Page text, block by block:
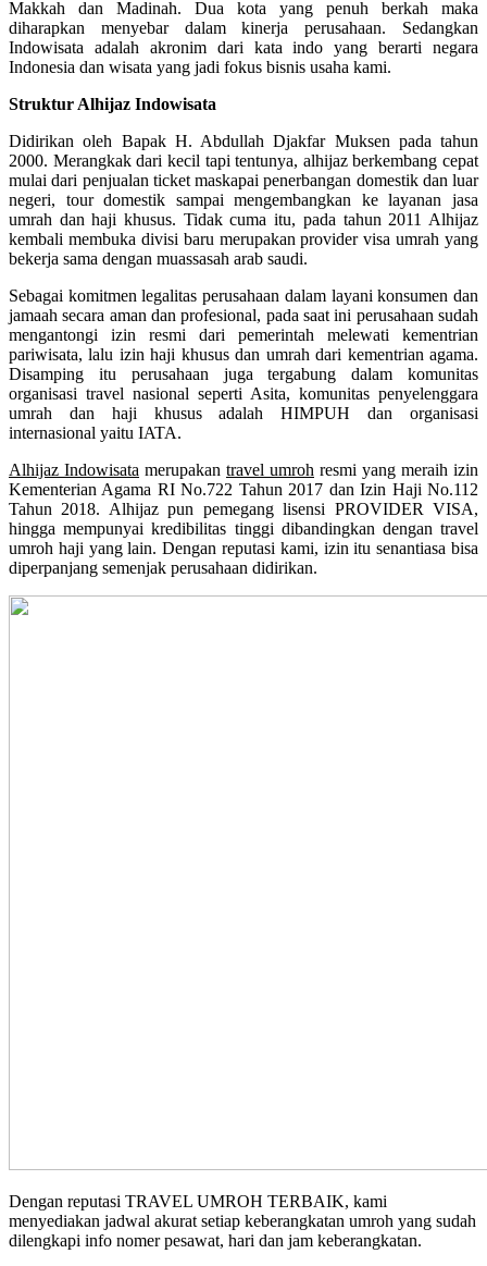
Makkah dan Madinah. Dua kota yang penuh berkah maka
diharapkan menyebar dalam kinerja perusahaan. Sedangkan
Indowisata adalah akronim dari kata indo yang berarti negara
Indonesia dan wisata yang jadi fokus bisnis usaha kami.
Struktur Alhijaz Indowisata
Didirikan oleh Bapak H. Abdullah Djakfar Muksen pada tahun
2000. Merangkak dari kecil tapi tentunya, alhijaz berkembang cepat
mulai dari penjualan ticket maskapai penerbangan domestik dan luar
negeri, tour domestik sampai mengembangkan ke layanan jasa
umrah dan haji khusus. Tidak cuma itu, pada tahun 2011 Alhijaz
kembali membuka divisi baru merupakan provider visa umrah yang
bekerja sama dengan muassasah arab saudi.
Sebagai komitmen legalitas perusahaan dalam layani konsumen dan
jamaah secara aman dan profesional, pada saat ini perusahaan sudah
mengantongi izin resmi dari pemerintah melewati kementrian
pariwisata, lalu izin haji khusus dan umrah dari kementrian agama.
Disamping itu perusahaan juga tergabung dalam komunitas
organisasi travel nasional seperti Asita, komunitas penyelenggara
umrah dan haji khusus adalah HIMPUH dan organisasi
internasional yaitu IATA.
Alhijaz Indowisata merupakan travel umroh resmi yang meraih izin
Kementerian Agama RI No.722 Tahun 2017 dan Izin Haji No.112
Tahun 2018. Alhijaz pun pemegang lisensi PROVIDER VISA,
hingga mempunyai kredibilitas tinggi dibandingkan dengan travel
umroh haji yang lain. Dengan reputasi kami, izin itu senantiasa bisa
diperpanjang semenjak perusahaan didirikan.
Dengan reputasi TRAVEL UMROH TERBAIK, kami
menyediakan jadwal akurat setiap keberangkatan umroh yang sudah
dilengkapi info nomer pesawat, hari dan jam keberangkatan.